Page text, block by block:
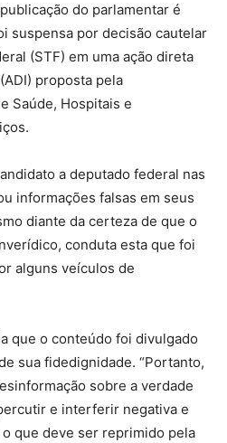
do parlamentar é
suspensa por decisão cautelar
(STF) em uma ação direta
proposta pela
Saúde, Hospitais e
a deputado federal nas
informações falsas em seus
diante da certeza de que o
conduta esta que foi
alguns veículos de
que o conteúdo foi divulgado
sua fidedignidade. “Portanto,
sobre a verdade
e interferir negativa e
que deve ser reprimido pela